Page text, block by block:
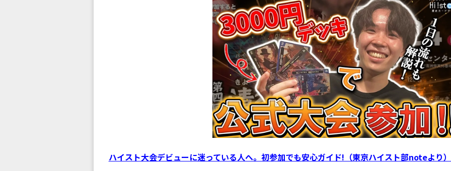
ハイスト大会デビューに迷っている人へ。初参加でも安心ガイド!（東京ハイスト部noteより）